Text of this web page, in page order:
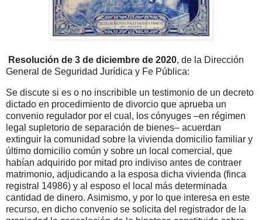
Resolución de 3 de diciembre de 2020, de la Dirección
General de Seguridad Jurídica y Fe Pública:
Se discute si es o no inscribible un testimonio de un decreto
dictado en procedimiento de divorcio que aprueba un
convenio regulador por el cual, los cónyuges –en régimen
legal supletorio de separación de bienes– acuerdan
extinguir la comunidad sobre la vivienda domicilio familiar y
último domicilio común y sobre un local comercial, que
habían adquirido por mitad pro indiviso antes de contraer
matrimonio, adjudicando a la esposa dicha vivienda (finca
registral 14986) y al esposo el local más determinada
cantidad de dinero. Asimismo, y por lo que interesa en este
recurso, en dicho convenio se solicita del registrador de la